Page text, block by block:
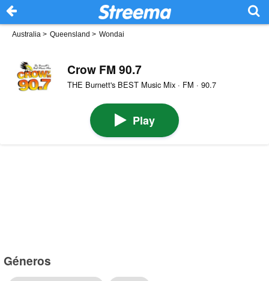
Australia > Queensland > Wondai
Crow FM 90.7
THE Burnett's BEST Music Mix · FM · 90.7
Play
Géneros